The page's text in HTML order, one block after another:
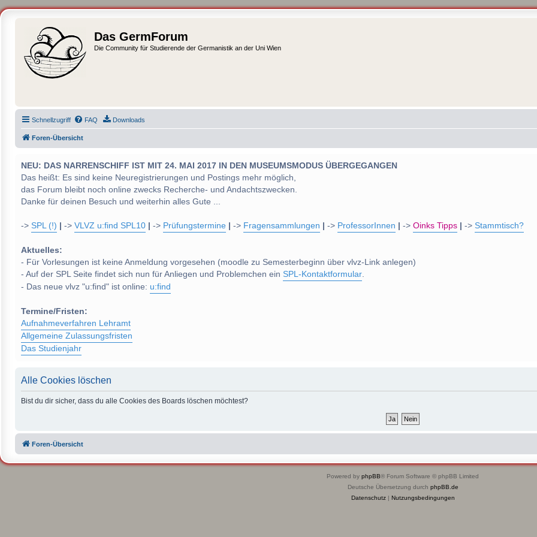
Das GermForum
Die Community für Studierende der Germanistik an der Uni Wien
Schnellzugriff FAQ Downloads
Foren-Übersicht
NEU: DAS NARRENSCHIFF IST MIT 24. MAI 2017 IN DEN MUSEUMSMODUS ÜBERGEGANGEN
Das heißt: Es sind keine Neuregistrierungen und Postings mehr möglich,
das Forum bleibt noch online zwecks Recherche- und Andachtszwecken.
Danke für deinen Besuch und weiterhin alles Gute ...
-> SPL (!) -> VLVZ u:find SPL10 -> Prüfungstermine -> Fragensammlungen -> ProfessorInnen -> Oinks Tipps -> Stammtisch?
Aktuelles:
- Für Vorlesungen ist keine Anmeldung vorgesehen (moodle zu Semesterbeginn über vlvz-Link anlegen)
- Auf der SPL Seite findet sich nun für Anliegen und Problemchen ein SPL-Kontaktformular.
- Das neue vlvz "u:find" ist online: u:find
Termine/Fristen:
Aufnahmeverfahren Lehramt
Allgemeine Zulassungsfristen
Das Studienjahr
Alle Cookies löschen
Bist du dir sicher, dass du alle Cookies des Boards löschen möchtest?
Foren-Übersicht
Powered by phpBB® Forum Software © phpBB Limited
Deutsche Übersetzung durch phpBB.de
Datenschutz| Nutzungsbedingungen